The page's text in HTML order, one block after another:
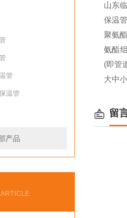
管
温管
产品
山东
保温
聚氨
氨酯
(即管
大中
留